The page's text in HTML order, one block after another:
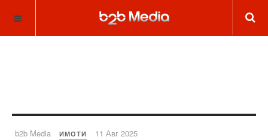
b2b Media ИМОТИ 11 Авг 2025